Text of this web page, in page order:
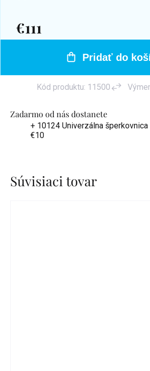
Zadarmo od nás dostanete
+ 10124 Univerzálna šperkovnica
€10
€111
Jednotková
Pridať do
Kód produktu: 11500
Súvisiaci tovar